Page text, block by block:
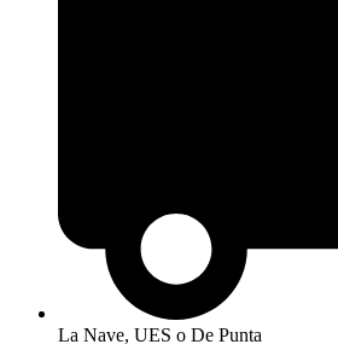
La Nave, UES o De Punta